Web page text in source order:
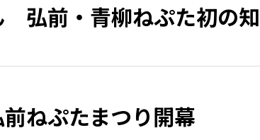
弘前・青柳ねぷた初の
ねぷたまつり開幕